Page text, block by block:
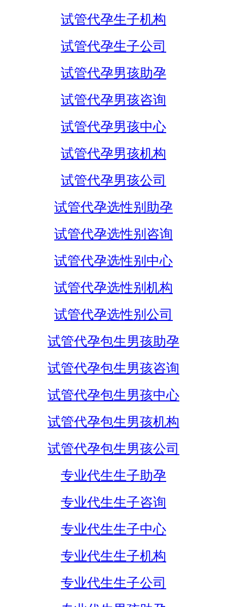
试管代孕生子机构
试管代孕生子公司
试管代孕男孩助孕
试管代孕男孩咨询
试管代孕男孩中心
试管代孕男孩机构
试管代孕男孩公司
试管代孕选性别助孕
试管代孕选性别咨询
试管代孕选性别中心
试管代孕选性别机构
试管代孕选性别公司
试管代孕包生男孩助孕
试管代孕包生男孩咨询
试管代孕包生男孩中心
试管代孕包生男孩机构
试管代孕包生男孩公司
专业代生生子助孕
专业代生生子咨询
专业代生生子中心
专业代生生子机构
专业代生生子公司